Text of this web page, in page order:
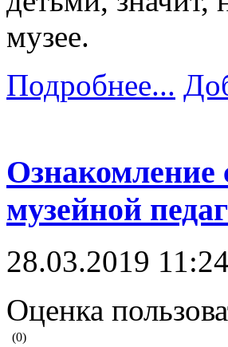
музее.
Подробнее...
Ознакомление
музейной
28.03.2019 11:24
Оценка
(0)